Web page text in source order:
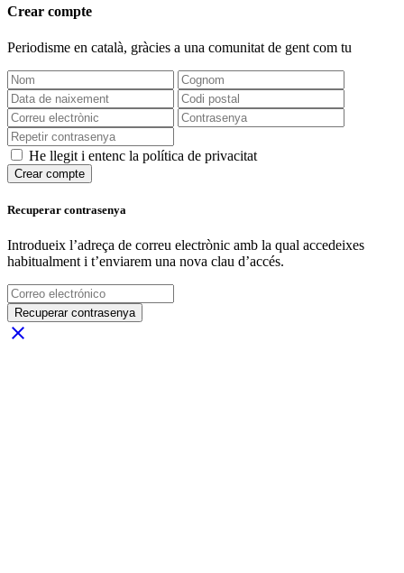
Crear compte
Periodisme en català, gràcies a una comunitat de gent com tu
He llegit i entenc la política de privacitat
Crear compte
Recuperar contrasenya
Introdueix l’adreça de correu electrònic amb la qual accedeixes
habitualment i t’enviarem una nova clau d’accés.
Recuperar contrasenya
close